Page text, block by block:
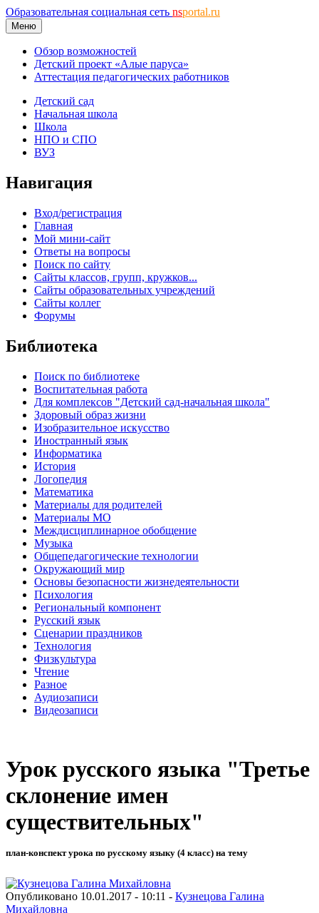
Образовательная социальная сеть nsportal.ru
Меню
Обзор возможностей
Детский проект «Алые паруса»
Аттестация педагогических работников
Детский сад
Начальная школа
Школа
НПО и СПО
ВУЗ
Навигация
Вход/регистрация
Главная
Мой мини-сайт
Ответы на вопросы
Поиск по сайту
Сайты классов, групп, кружков...
Сайты образовательных учреждений
Сайты коллег
Форумы
Библиотека
Поиск по библиотеке
Воспитательная работа
Для комплексов "Детский сад-начальная школа"
Здоровый образ жизни
Изобразительное искусство
Иностранный язык
Информатика
История
Логопедия
Математика
Материалы для родителей
Материалы МО
Междисциплинарное обобщение
Музыка
Общепедагогические технологии
Окружающий мир
Основы безопасности жизнедеятельности
Психология
Региональный компонент
Русский язык
Сценарии праздников
Технология
Физкультура
Чтение
Разное
Аудиозаписи
Видеозаписи
Урок русского языка "Третье
склонение имен
существительных"
план-конспект урока по русскому языку (4 класс) на тему
Опубликовано 10.01.2017 - 10:11 - Кузнецова Галина
Михайловна